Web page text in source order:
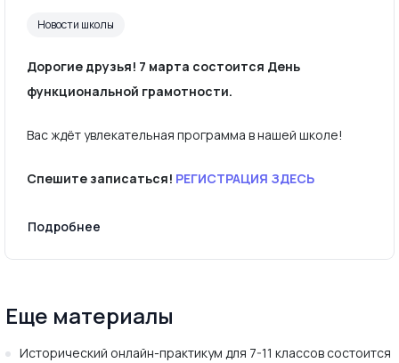
Новости школы
Дорогие друзья! 7 марта состоится День
функциональной грамотности.
Вас ждёт увлекательная программа в нашей школе!
Спешите записаться! РЕГИСТРАЦИЯ ЗДЕСЬ
Подробнее
Еще материалы
Исторический онлайн-практикум для 7-11 классов состоится